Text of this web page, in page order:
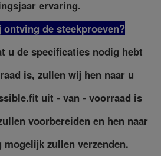
ervaring.
de steekproeven?
u de specificaties nodig hebt
is, zullen wij hen naar u
uit - van - voorraad is
voorbereiden en hen naar
zullen verzenden.